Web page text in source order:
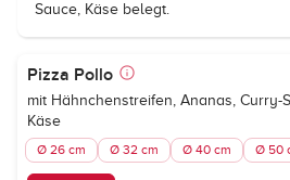
Sauce, Käse belegt.
Pizza Pollo
mit Hähnchenstreifen, Ananas, Curry-
Käse
Ø 26 cm Ø 32 cm Ø 40 cm Ø 50